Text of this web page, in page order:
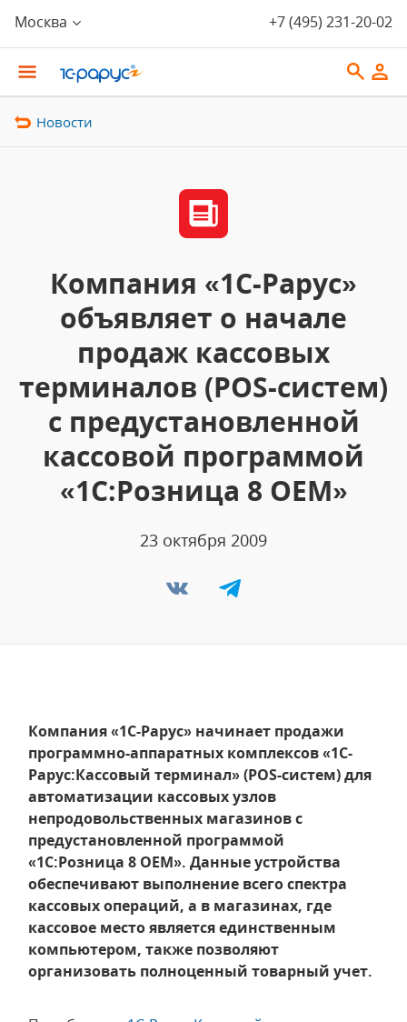
Москва +7 (495) 231-20-02
Новости
Компания «1С-Рарус»
объявляет о начале
продаж кассовых
терминалов (POS-систем)
с предустановленной
кассовой программой
«1С:Розница 8 ОЕМ»
23 октября 2009
Компания «1С-Рарус» начинает продажи
программно-аппаратных комплексов «1С-
Рарус:Кассовый терминал» (POS-систем) для
автоматизации кассовых узлов
непродовольственных магазинов с
предустановленной программой
«1С:Розница 8 ОЕМ». Данные устройства
обеспечивают выполнение всего спектра
кассовых операций, а в магазинах, где
кассовое место является единственным
компьютером, также позволяют
организовать полноценный товарный учет.